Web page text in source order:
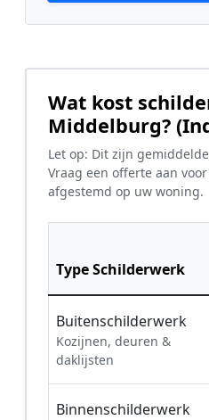
Wat kost
Middelburg?
Let op: Dit zijn
Vraag een offerte aan
afgestemd op uw woning.
Type Schilderwerk
Buitenschilderwerk
Kozijnen, deuren &
daklijsten
Binnenschilderwerk